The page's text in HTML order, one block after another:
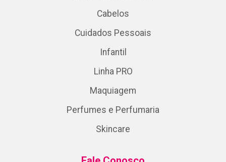
Cabelos
Cuidados Pessoais
Infantil
Linha PRO
Maquiagem
Perfumes e Perfumaria
Skincare